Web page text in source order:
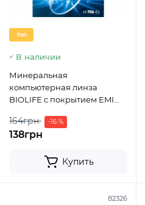
Топ
В наличии
Минеральная
компьютерная линза
BIOLIFE c покрытием EMI
164грн -16 %
138грн
Купить
82326